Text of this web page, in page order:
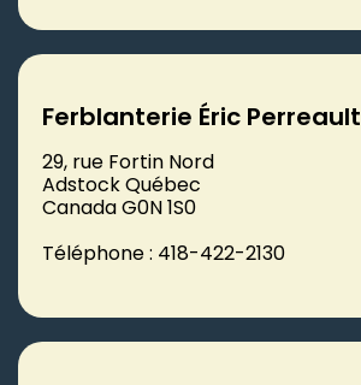
Ferblanterie Éric Perreault
29, rue Fortin Nord
Adstock Québec
Canada G0N 1S0
Téléphone : 418-422-2130